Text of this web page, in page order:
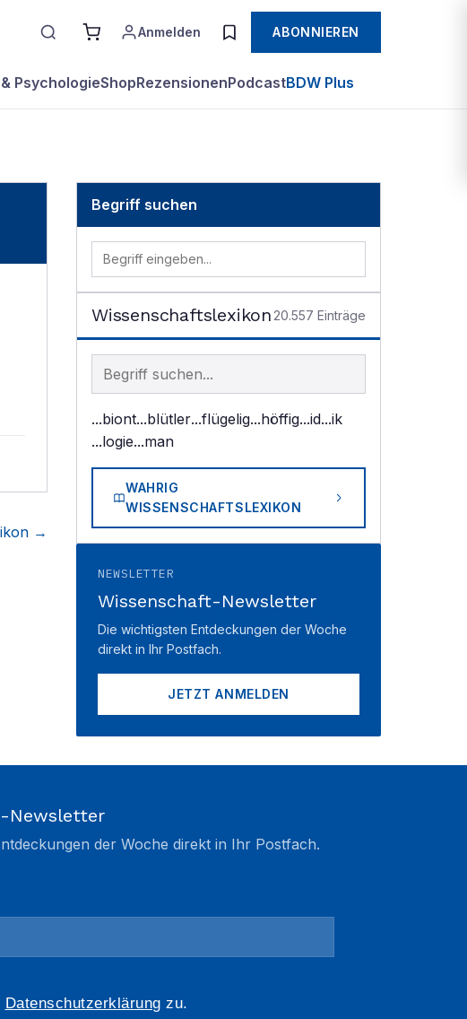
Anmelden ABONNIEREN
PsychologieShopRezensionenPodcastBDW Plus
→
Begriff suchen
Wissenschaftslexikon 20.557 Einträge
Begriff im Lexikon suchen
...biont...blütler...flügelig...höffig...id...ik
...logie...man
WAHRIG
WISSENSCHAFTSLEXIKON
NEWSLETTER
Wissenschaft-Newsletter
Die wichtigsten Entdeckungen der Woche
direkt in Ihr Postfach.
JETZT ANMELDEN
Newsletter
der Woche direkt in Ihr Postfach.